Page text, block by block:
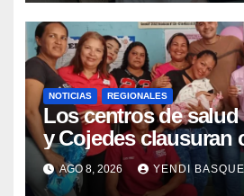
NOTICIAS REGIONALES
Los centros de salud
y Cojedes clausuran
Semana Mundial de
Materna
AGO 8, 2026 YENDI